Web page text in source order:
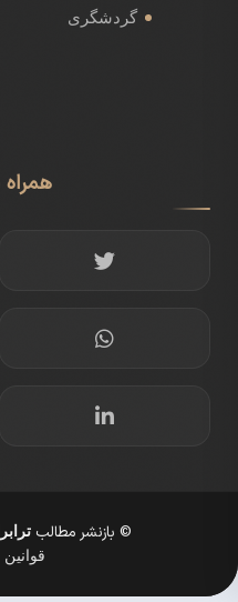
گردشگری
همراه
© بازنشر مطالبترابران
قوانین و